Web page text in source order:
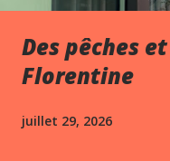
Des pêches
Florentine
juillet 29, 2026